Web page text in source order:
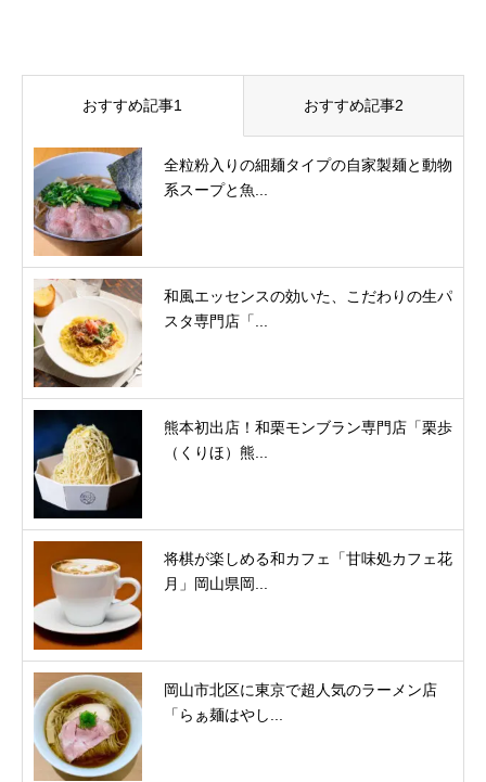
おすすめ記事1 おすすめ記事2
全粒粉入りの細麺タイプの自家製麺と動物
系スープと魚...
和風エッセンスの効いた、こだわりの生パ
スタ専門店「...
熊本初出店！和栗モンブラン専門店「栗歩
（くりほ）熊...
将棋が楽しめる和カフェ「甘味処カフェ花
月」岡山県岡...
岡山市北区に東京で超人気のラーメン店
「らぁ麺はやし...